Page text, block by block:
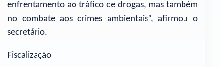
enfrentamento ao tráfico de drogas, mas também
no combate aos crimes ambientais”, afirmou o
secretário.
Fiscalização